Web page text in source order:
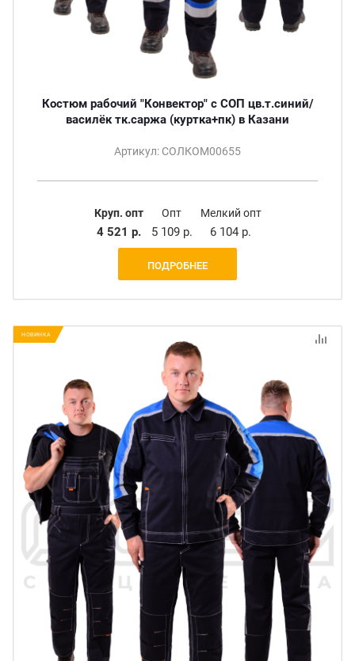
Костюм рабочий "Конвектор" с СОП цв.т.синий/
василёк тк.саржа (куртка+пк) в Казани
Артикул: СОЛКОМ00655
Круп. опт
4 521 р.
Опт
5 109 р.
Мелкий опт
6 104 р.
ПОДРОБНЕЕ
НОВИНКА